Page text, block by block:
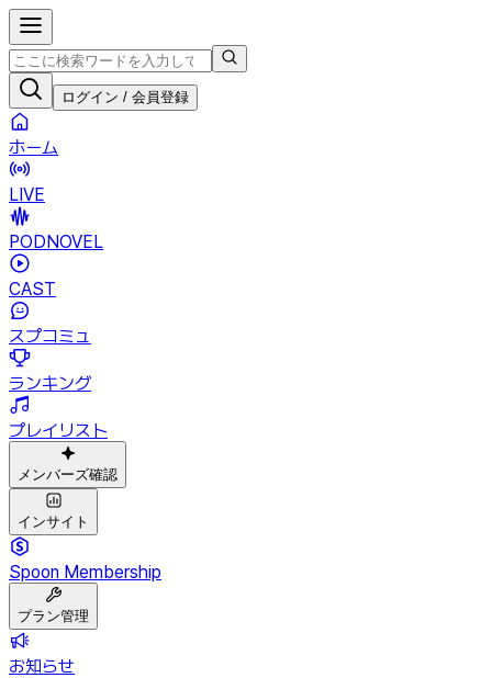
ログイン / 会員登録
ホーム
LIVE
PODNOVEL
CAST
スプコミュ
ランキング
プレイリスト
メンバーズ確認
インサイト
Spoon Membership
プラン管理
お知らせ